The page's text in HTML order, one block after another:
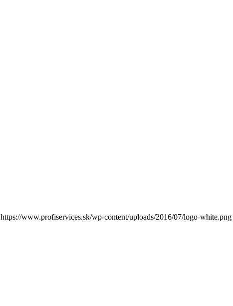
https://www.profiservices.sk/wp-content/uploads/2016/07/logo-white.png